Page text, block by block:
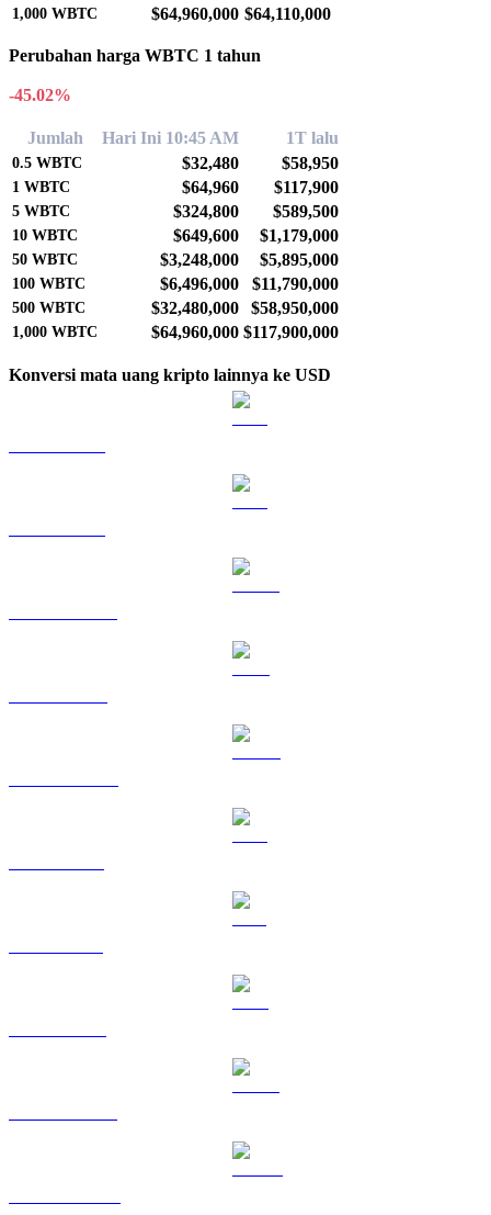
1,000 WBTC $64,960,000 $64,110,000
Perubahan harga WBTC 1 tahun
-45.02%
Jumlah Hari Ini 10:45 AM 1T lalu
0.5 WBTC $32,480 $58,950
1 WBTC $64,960 $117,900
5 WBTC $324,800 $589,500
10 WBTC $649,600 $1,179,000
50 WBTC $3,248,000 $5,895,000
100 WBTC $6,496,000 $11,790,000
500 WBTC $32,480,000 $58,950,000
1,000 WBTC $64,960,000 $117,900,000
Konversi mata uang kripto lainnya ke USD